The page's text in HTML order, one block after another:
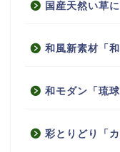
国産天然い草
和風新素材「和
和モダン「琉球
彩とりどり「カ